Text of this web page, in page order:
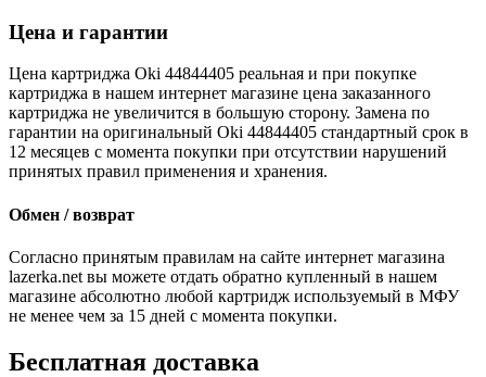
Цена и гарантии
Цена картриджа Oki 44844405 реальная и при покупке
картриджа в нашем интернет магазине цена заказанного
картриджа не увеличится в большую сторону. Замена по
гарантии на оригинальный Oki 44844405 стандартный срок в
12 месяцев с момента покупки при отсутствии нарушений
принятых правил применения и хранения.
Обмен / возврат
Согласно принятым правилам на сайте интернет магазина
lazerka.net вы можете отдать обратно купленный в нашем
магазине абсолютно любой картридж используемый в МФУ
не менее чем за 15 дней с момента покупки.
Бесплатная доставка